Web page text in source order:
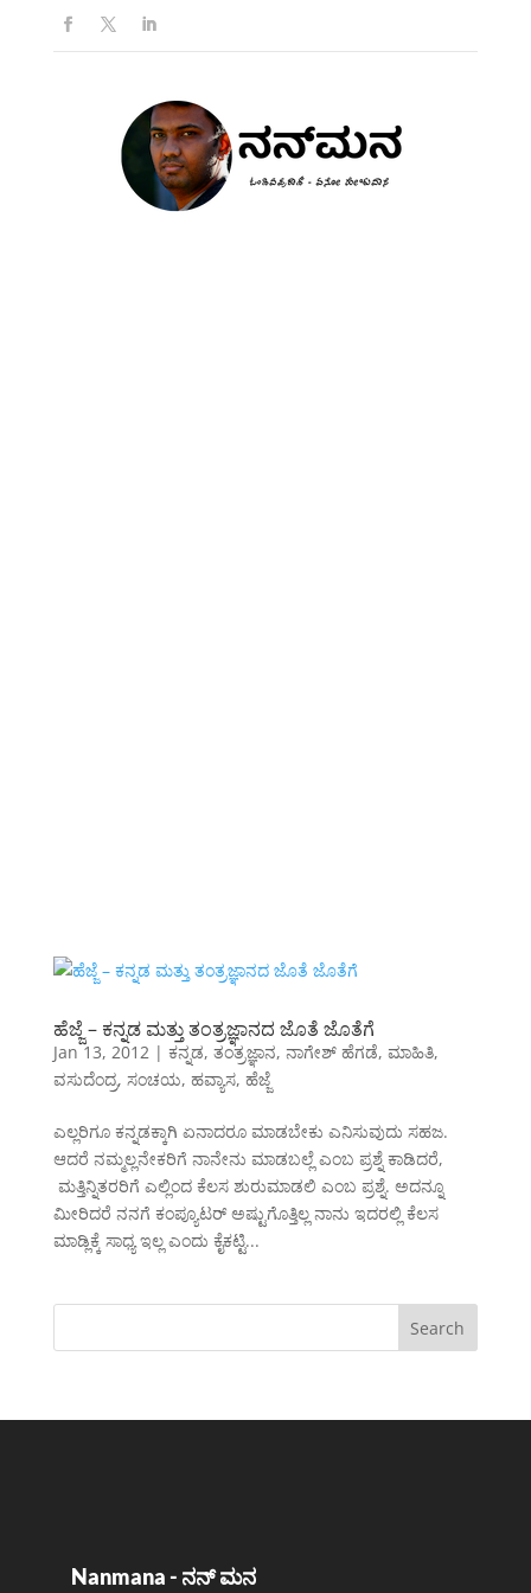
ಹೆಜ್ಜೆ – ಕನ್ನಡ ಮತ್ತು ತಂತ್ರಜ್ಞಾನದ ಜೊತೆ ಜೊತೆಗೆ
Jan 13, 2012| ಕನ್ನಡ, ತಂತ್ರಜ್ಞಾನ, ನಾಗೇಶ್ ಹೆಗಡೆ, ಮಾಹಿತಿ,
ವಸುದೆಂದ್ರ, ಸಂಚಯ, ಹವ್ಯಾಸ, ಹೆಜ್ಜೆ
ಎಲ್ಲರಿಗೂ ಕನ್ನಡಕ್ಕಾಗಿ ಏನಾದರೂ ಮಾಡಬೇಕು ಎನಿಸುವುದು ಸಹಜ.
ಆದರೆ ನಮ್ಮಲ್ಲನೇಕರಿಗೆ ನಾನೇನು ಮಾಡಬಲ್ಲೆ ಎಂಬ ಪ್ರಶ್ನೆ ಕಾಡಿದರೆ,
ಮತ್ತಿನ್ನಿತರರಿಗೆ ಎಲ್ಲಿಂದ ಕೆಲಸ ಶುರುಮಾಡಲಿ ಎಂಬ ಪ್ರಶ್ನೆ. ಅದನ್ನೂ
ಮೀರಿದರೆ ನನಗೆ ಕಂಪ್ಯೂಟರ್ ಅಷ್ಟುಗೊತ್ತಿಲ್ಲ ನಾನು ಇದರಲ್ಲಿ ಕೆಲಸ
ಮಾಡ್ಲಿಕ್ಕೆ ಸಾಧ್ಯ ಇಲ್ಲ ಎಂದು ಕೈಕಟ್ಟಿ...
Nanmana - ನನ್ ಮನ